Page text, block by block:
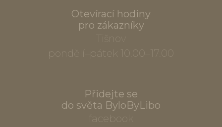
Otevírací hodiny
pro zákazníky
Tišnov
pondělí–pátek 10.00–17.00
Přidejte se
do světa ByloByLibo
facebook